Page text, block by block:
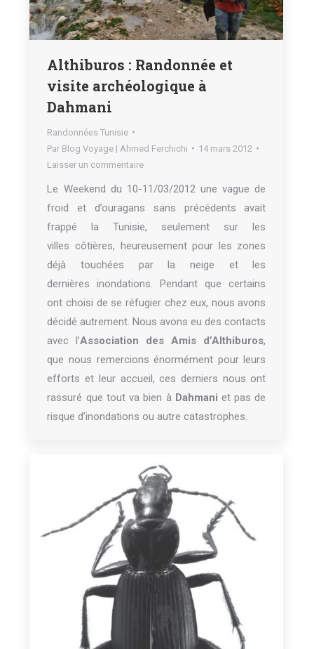
Althiburos : Randonnée et
visite archéologique à
Dahmani
Randonnées Tunisie
Par Blog Voyage | Ahmed Ferchichi
14 mars 2012
Laisser un commentaire
Le Weekend du 10-11/03/2012 une vague de
froid et d’ouragans sans précédents avait
frappé la Tunisie, seulement sur les
villes côtières, heureusement pour les zones
déjà touchées par la neige et les
dernières inondations. Pendant que certains
ont choisi de se réfugier chez eux, nous avons
décidé autrement. Nous avons eu des contacts
avec l’Association des Amis d’Althiburos,
que nous remercions énormément pour leurs
efforts et leur accueil, ces derniers nous ont
rassuré que tout va bien à Dahmani et pas de
risque d’inondations ou autre catastrophes.